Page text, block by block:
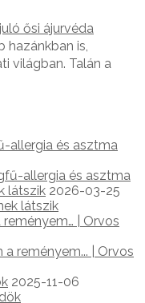
hazánkban is,
világban. Talán a
allergia és asztma
látszik 2026-03-25
| Orvos
2025-11-06